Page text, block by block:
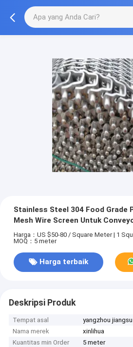
Stainless Steel 304 Food Grade
Mesh Wire Screen Untuk
Harga：US $50-80 / Square Meter | 1
MOQ：5 meter
Harga terbaik
Deskripsi Produk
Tempat asal
yangzhou
Nama merek
xinlihua
Kuantitas min Order
5 meter